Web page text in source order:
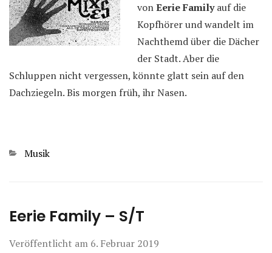
vonEerie Familyauf die
Kopfhörer und wandelt im
Nachthemd über die Dächer
der Stadt. Aber die
Schluppen nicht vergessen, könnte glatt sein auf den
Dachziegeln. Bis morgen früh, ihr Nasen.
Kategorien
Musik
Eerie Family – S/T
Veröffentlicht am 6. Februar 2019